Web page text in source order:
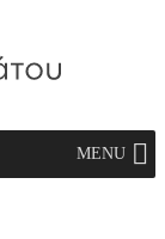
MENU